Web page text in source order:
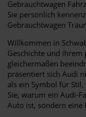
Gebrauchtwagen
Sie persönlich
Gebrauchtwagen
Willkommen in
Geschichte und ihrem
gleichermaßen
präsentiert sich Audi
als ein Symbol für
Sie, warum ein Audi-
Auto ist, sondern eine